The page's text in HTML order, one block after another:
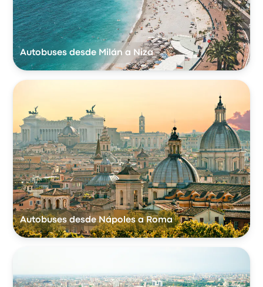
Autobuses desde Milán a Niza
Autobuses desde Nápoles a Roma